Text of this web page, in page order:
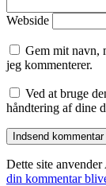
Webside
Gem mit navn,
jeg kommenterer.
Ved at bruge
håndtering af dine
Dette site
din kommentar